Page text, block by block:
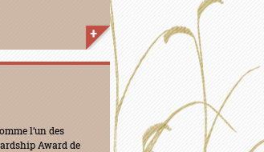
l’un des
Award de